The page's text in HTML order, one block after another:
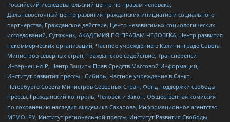
Российский исследовательский центр по правам человека,
Дальневосточный центр развития гражданских инициатив и социального
партнерства, Гражданское действие, Центр независимых социологических
исследований, Сутяжник, АКАДЕМИЯ ПО ПРАВАМ ЧЕЛОВЕКА, Центр развития
некоммерческих организаций, Частное учреждение в Калининграде Совета
Министров северных стран, Гражданское содействие, Трансперенси
Интернешнл-Р, Центр Защиты Прав Средств Массовой Информации,
Институт развития прессы - Сибирь, Частное учреждение в Санкт-
Петербурге Совета Министров Северных Стран, Фонд поддержки свободы
прессы, Гражданский контроль, Человек и Закон, Общественная комиссия
по сохранению наследия академика Сахарова, Информационное агентство
МЕМО. РУ, Институт региональной прессы, Институт Развития Свободы